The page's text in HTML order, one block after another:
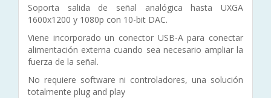
Soporta salida de señal analógica hasta UXGA
1600x1200 y 1080p con 10-bit DAC.
Viene incorporado un conector USB-A para conectar
alimentación externa cuando sea necesario ampliar la
fuerza de la señal.
No requiere software ni controladores, una solución
totalmente plug and play